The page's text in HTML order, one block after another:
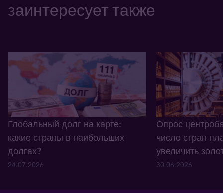
заинтересует также
Глобальный долг на карте:
какие страны в наибольших
долгах?
24.07.2026
Опрос
число стран
увеличить
30.06.2026